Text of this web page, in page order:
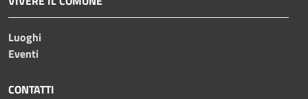
Luoghi
Eventi
CONTATTI